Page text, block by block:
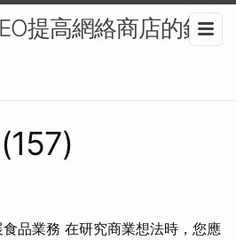
提高網絡商店的銷
品業務 在研究商業想法時，您應